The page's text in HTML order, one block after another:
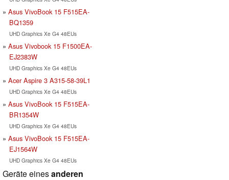
Asus VivoBook 15 F515EA-
BQ1359
UHD Graphics Xe G4 48EUs
Asus Vivobook 15 F1500EA-
EJ2383W
UHD Graphics Xe G4 48EUs
Acer Aspire 3 A315-58-39L1
UHD Graphics Xe G4 48EUs
Asus VivoBook 15 F515EA-
BR1354W
UHD Graphics Xe G4 48EUs
Asus VivoBook 15 F515EA-
EJ1564W
UHD Graphics Xe G4 48EUs
Geräte einesanderen